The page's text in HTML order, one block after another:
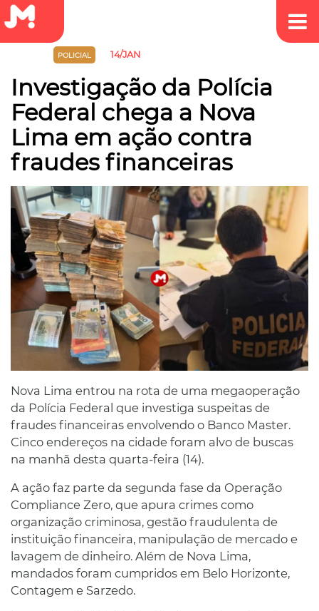
POLICIAL 14/JAN
Investigação da Polícia
Federal chega a Nova
Lima em ação contra
fraudes financeiras
Nova Lima entrou na rota de uma megaoperação
da Polícia Federal que investiga suspeitas de
fraudes financeiras envolvendo o Banco Master.
Cinco endereços na cidade foram alvo de buscas
na manhã desta quarta-feira (14).
A ação faz parte da segunda fase da Operação
Compliance Zero, que apura crimes como
organização criminosa, gestão fraudulenta de
instituição financeira, manipulação de mercado e
lavagem de dinheiro. Além de Nova Lima,
mandados foram cumpridos em Belo Horizonte,
Contagem e Sarzedo.